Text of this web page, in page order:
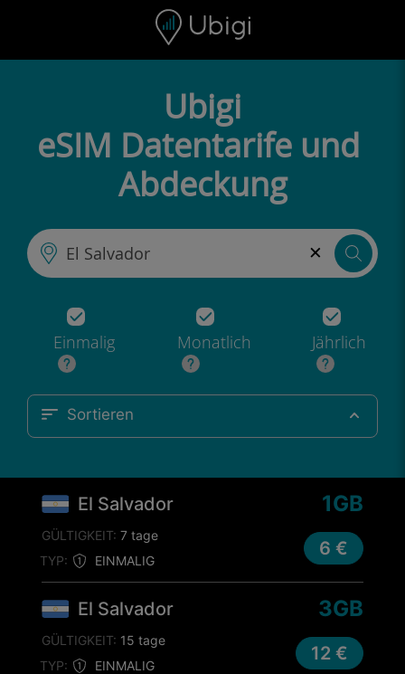
Navigationsleiste Fußzeile
Ubigi
eSIM Datentarife und
Abdeckung
×
Einmalig Monatlich Jährlich
Sortieren
El Salvador
TYP: EINMALIG
1GB
GÜLTIGKEIT: 7 tage
6 €
El Salvador
TYP: EINMALIG
3GB
GÜLTIGKEIT: 15 tage
12 €